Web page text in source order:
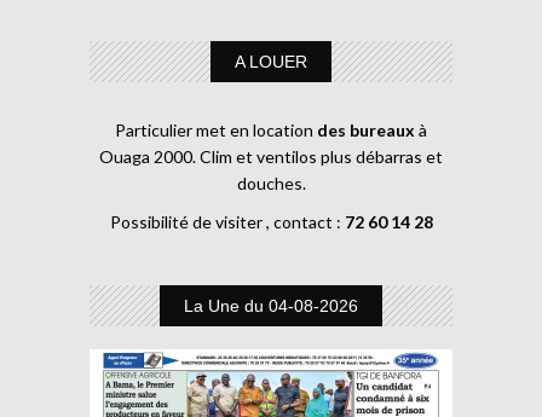
A LOUER
Particulier met en location des bureaux à
Ouaga 2000. Clim et ventilos plus débarras et
douches.
Possibilité de visiter , contact : 72 60 14 28
La Une du 04-08-2026